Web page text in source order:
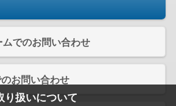
り扱いについて
でのお問い合わせ
お問い合わせ